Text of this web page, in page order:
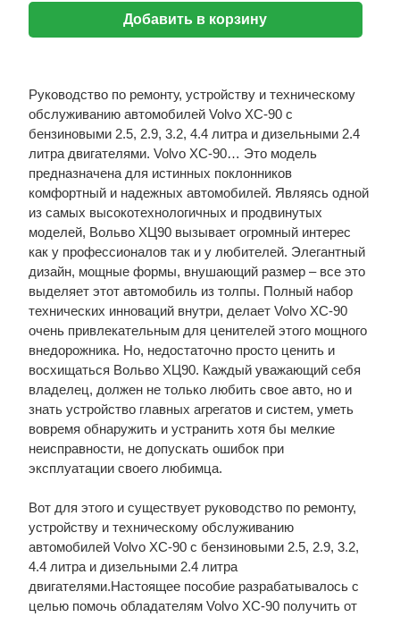
Добавить в корзину
Руководство по ремонту, устройству и техническому
обслуживанию автомобилей Volvo XC-90 с
бензиновыми 2.5, 2.9, 3.2, 4.4 литра и дизельными 2.4
литра двигателями. Volvo XC-90… Это модель
предназначена для истинных поклонников
комфортный и надежных автомобилей. Являясь одной
из самых высокотехнологичных и продвинутых
моделей, Вольво ХЦ90 вызывает огромный интерес
как у профессионалов так и у любителей. Элегантный
дизайн, мощные формы, внушающий размер – все это
выделяет этот автомобиль из толпы. Полный набор
технических инноваций внутри, делает Volvo XC-90
очень привлекательным для ценителей этого мощного
внедорожника. Но, недостаточно просто ценить и
восхищаться Вольво ХЦ90. Каждый уважающий себя
владелец, должен не только любить свое авто, но и
знать устройство главных агрегатов и систем, уметь
вовремя обнаружить и устранить хотя бы мелкие
неисправности, не допускать ошибок при
эксплуатации своего любимца.
Вот для этого и существует руководство по ремонту,
устройству и техническому обслуживанию
автомобилей Volvo XC-90 с бензиновыми 2.5, 2.9, 3.2,
4.4 литра и дизельными 2.4 литра
двигателями.Настоящее пособие разрабатывалось с
целью помочь обладателям Volvo XC-90 получить от